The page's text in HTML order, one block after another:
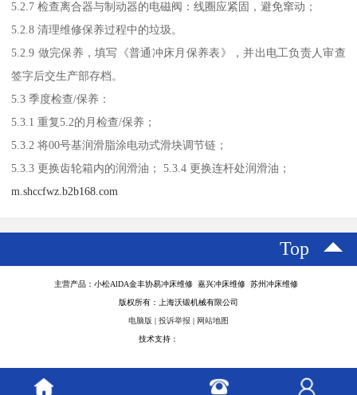
5.2.7 检查离合器与制动器的电磁阀：线圈应紧固，避免窜动；
5.2.8 清理维修保养过程中的垃圾。
5.2.9 做完保养，填写《普通冲床月保养表》，并出电工负责人审查
签字后交生产部存档。
5.3 季度检查/保养：
5.3.1 重复5.2的月检查/保养；
5.3.2 将00号基润滑脂涂电动式滑块调节链；
5.3.3 更换齿轮箱内的润滑油； 5.3.4 更换连杆处润滑油；
m.shccfwz.b2b168.com
Top
主营产品：小松AlDA金丰协易冲床维修 嘉兴冲床维修 苏州冲床维修
版权所有：上海沃锻机械有限公司
电脑版 | 投诉举报 | 网站地图
技术支持：